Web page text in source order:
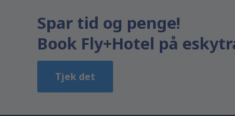
Spar tid og penge!
Book Fly+Hotel på
Tjek det